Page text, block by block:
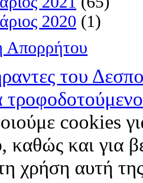
2020 (1)
Απορρήτου
του
cookies
καθώς και για
χρήση αυτή